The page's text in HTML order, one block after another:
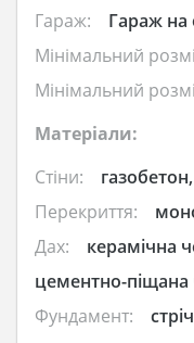
Гараж:
Гараж на
Мінімальний
Мінімальний
Матеріали:
Стіни:
Перекриття:
Дах:
керамічна
цементно-
Фундамент: